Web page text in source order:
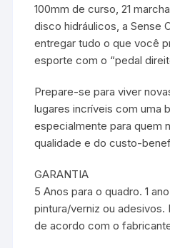
100mm de curso, 21
disco hidráulicos, a Sense
entregar tudo o que você
esporte com o “pedal
Prepare-se para viver
lugares incríveis com uma
especialmente para quem
qualidade e do custo-
GARANTIA
5 Anos para o quadro. 1
pintura/verniz ou
de acordo com o